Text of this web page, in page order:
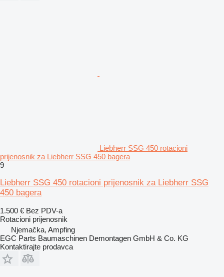
Liebherr SSG 450 rotacioni
prijenosnik za Liebherr SSG 450 bagera
9
Liebherr SSG 450 rotacioni prijenosnik za Liebherr SSG
450 bagera
1.500 € Bez PDV-a
Rotacioni prijenosnik
Njemačka, Ampfing
EGC Parts Baumaschinen Demontagen GmbH & Co. KG
Kontaktirajte prodavca